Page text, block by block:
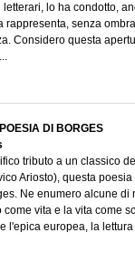
lo ha condotto,
senza
Considero questa
DI BORGES
tributo a un classico
Ariosto), questa
Ne enumero alcune di
vita e la vita come
l'epica europea, la